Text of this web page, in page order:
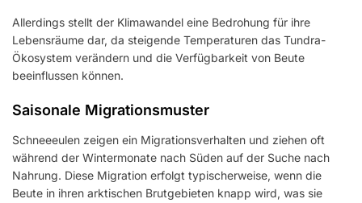
Allerdings stellt der Klimawandel eine Bedrohung für ihre
Lebensräume dar, da steigende Temperaturen das Tundra-
Ökosystem verändern und die Verfügbarkeit von Beute
beeinflussen können.
Saisonale Migrationsmuster
Schneeeulen zeigen ein Migrationsverhalten und ziehen oft
während der Wintermonate nach Süden auf der Suche nach
Nahrung. Diese Migration erfolgt typischerweise, wenn die
Beute in ihren arktischen Brutgebieten knapp wird, was sie